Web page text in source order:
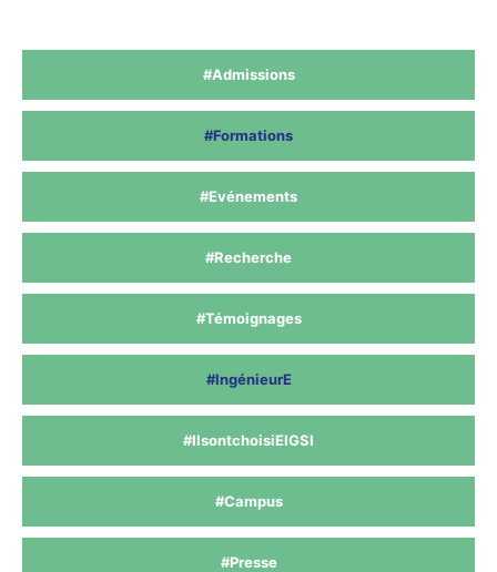
#Admissions
#Formations
#Evénements
#Recherche
#Témoignages
#IngénieurE
#IlsontchoisiEIGSI
#Campus
#Presse